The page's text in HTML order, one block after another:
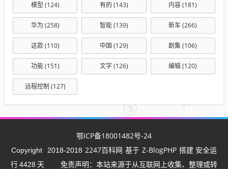
模型 (124) 有的 (143) 内容(181)
华为 (258) 智能(139) 新车(266)
这款(110) 中国 (129) 剧集(106)
功能(151) 文字(126) 编辑(120)
远程控制 (127)
鄂ICP备18001482号-24
Copyright 2018-2018 2247百科网 基于 Z-BlogPHP 搭建 安全运
行4428 天 免责声明：本站来源于从互联网上收集、整理或转